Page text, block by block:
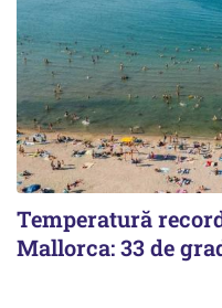
Temperatură
Mallorca: 33 de